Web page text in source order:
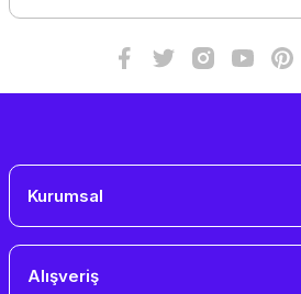
Kurumsal
Alışveriş